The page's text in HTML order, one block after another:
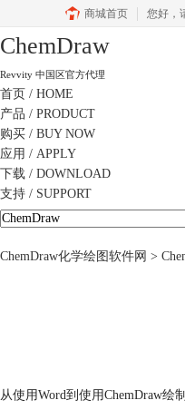
商城首页 您好，
ChemDraw
Revvity 中国区官方代理
首页 / HOME
产品 / PRODUCT
购买 / BUY NOW
应用 / APPLY
下载 / DOWNLOAD
支持 / SUPPORT
ChemDraw化学绘图软件网 >
从使用Word到使用ChemDraw